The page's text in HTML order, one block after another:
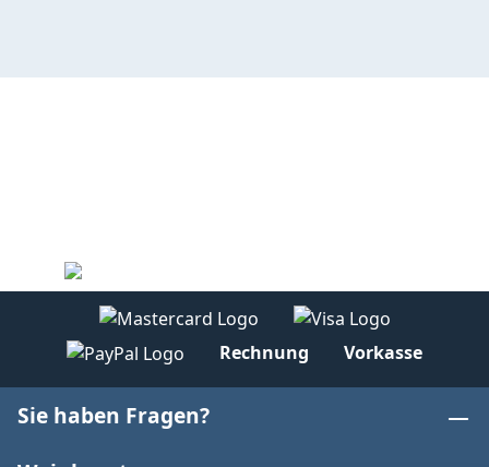
Rechnung Vorkasse
Sie haben Fragen?